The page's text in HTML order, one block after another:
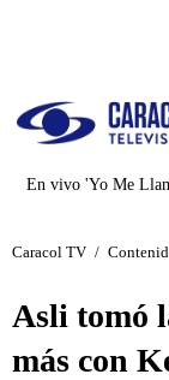
En vivo 'Yo Me
Caracol TV /
Asli tomó
más con